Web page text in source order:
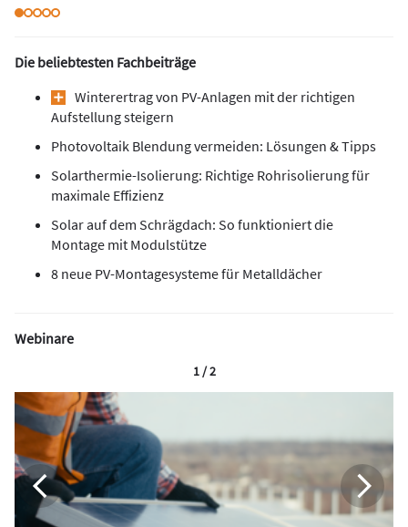
Die beliebtesten Fachbeiträge
Winterertrag von PV-Anlagen mit der richtigen
Aufstellung steigern
Photovoltaik Blendung vermeiden: Lösungen & Tipps
Solarthermie-Isolierung: Richtige Rohrisolierung für
maximale Effizienz
Solar auf dem Schrägdach: So funktioniert die
Montage mit Modulstütze
8 neue PV-Montagesysteme für Metalldächer
Webinare
1 / 2